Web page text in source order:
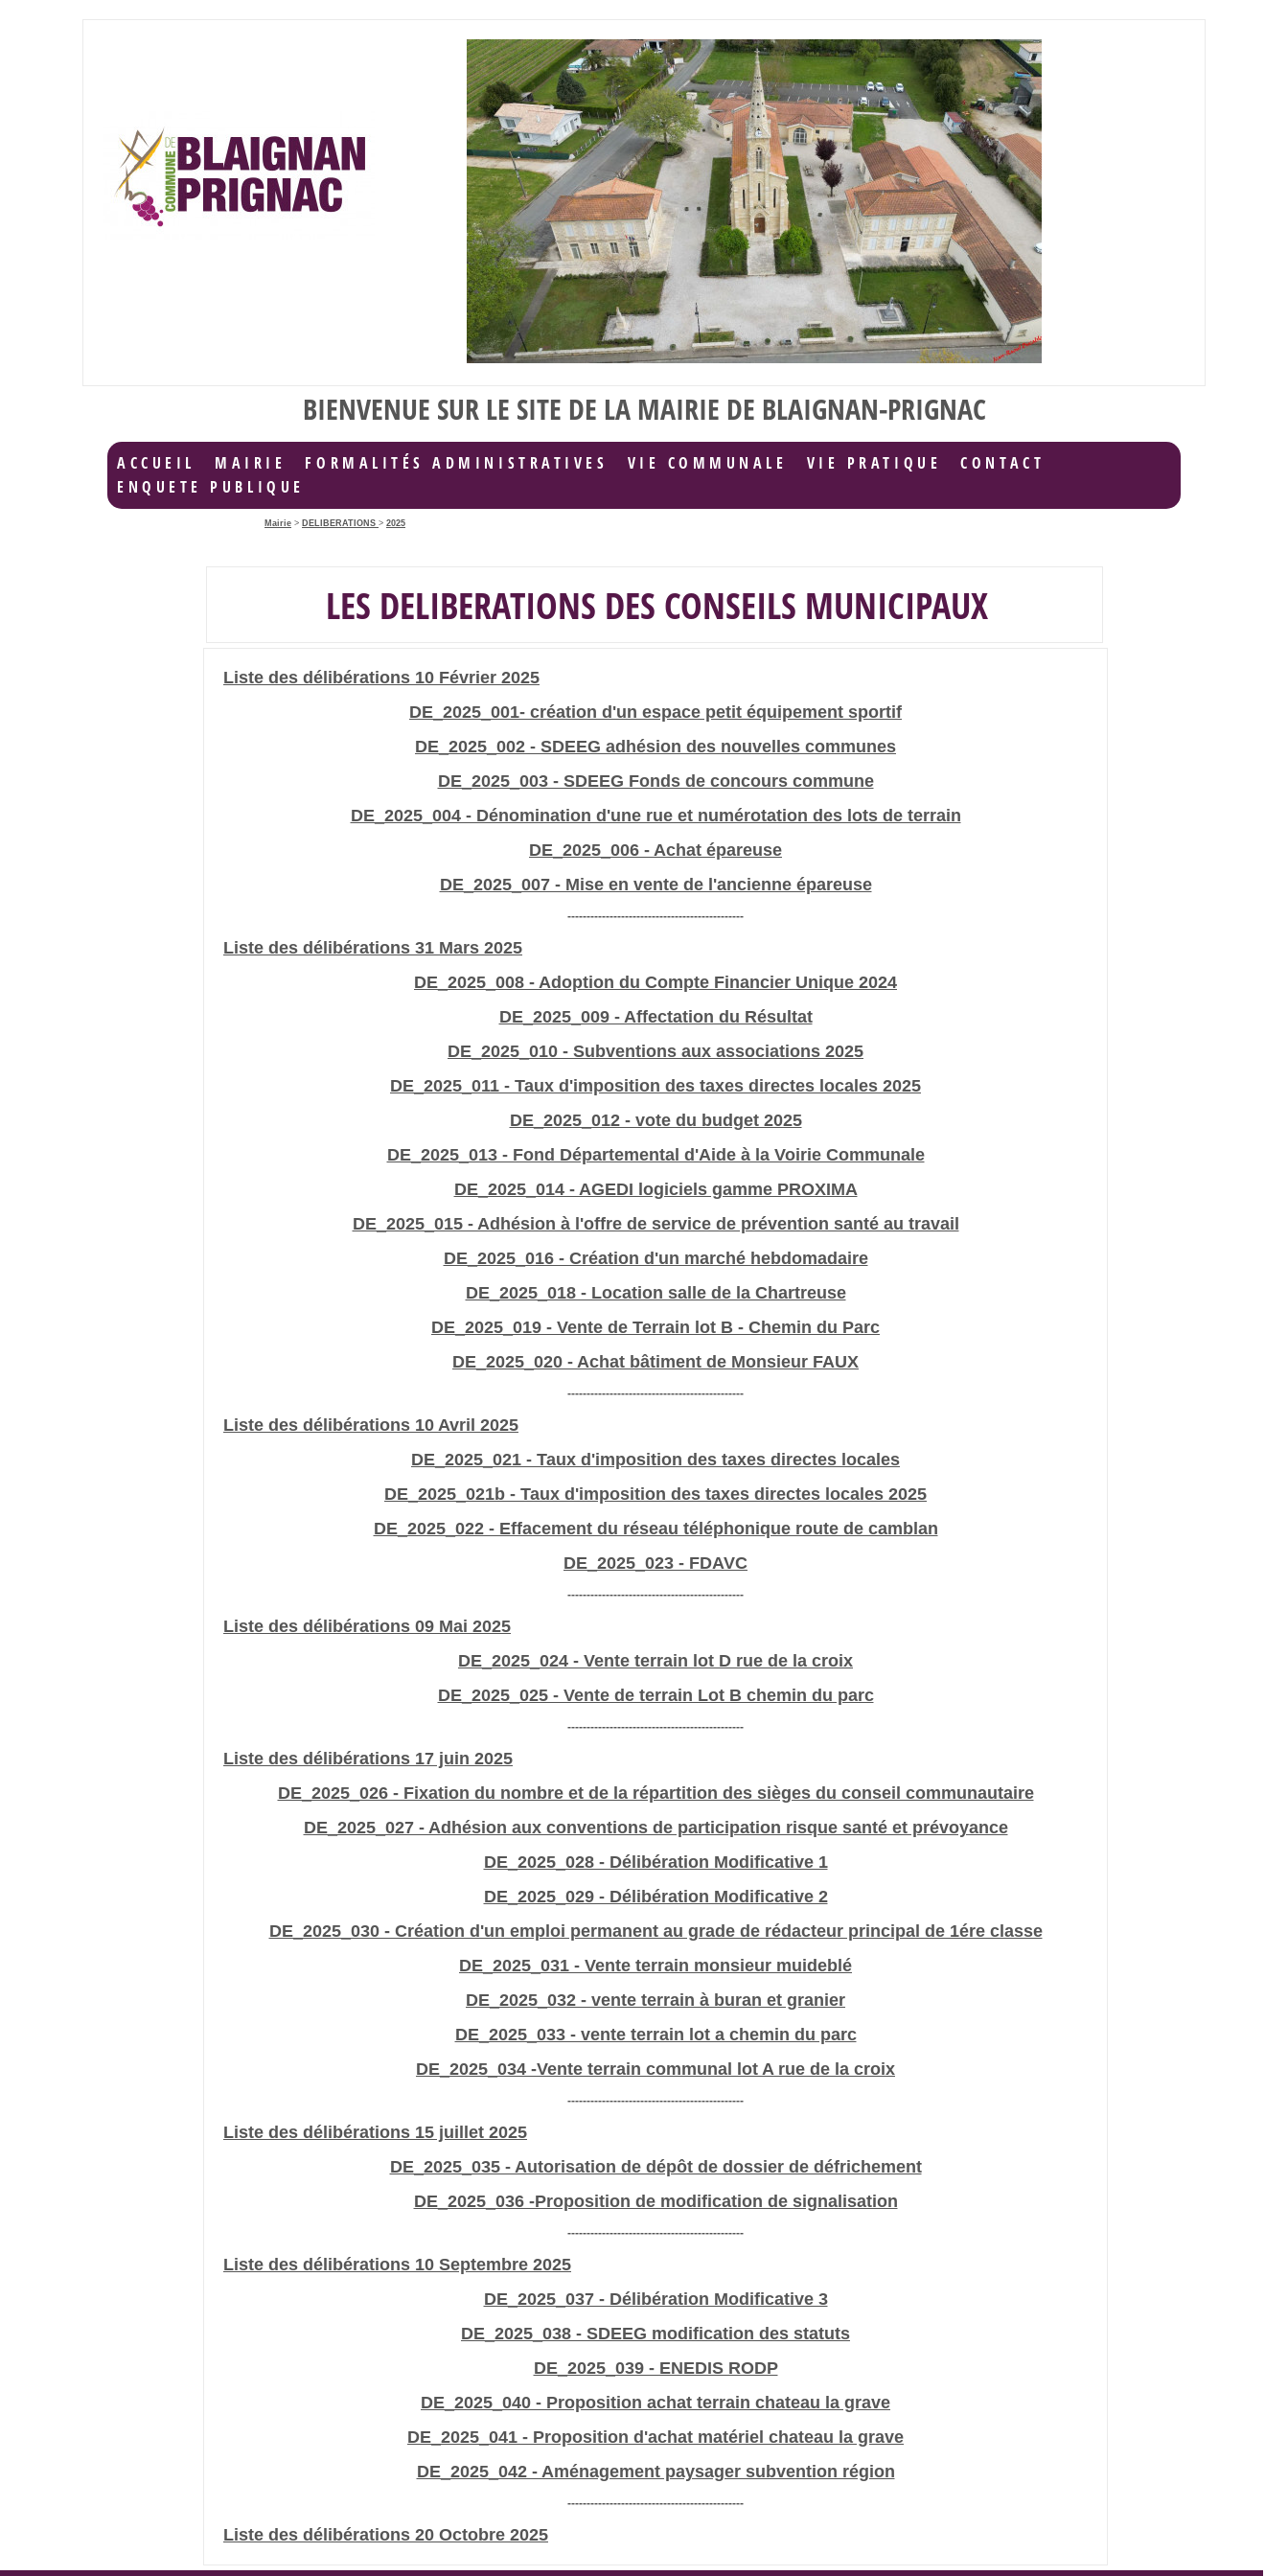
BIENVENUE SUR LE SITE DE LA MAIRIE DE BLAIGNAN-PRIGNAC
ACCUEIL MAIRIE FORMALITÉS ADMINISTRATIVES VIE COMMUNALE VIE PRATIQUE
CONTACT
ENQUETE PUBLIQUE
Mairie > DELIBERATIONS > 2025
LES DELIBERATIONS DES CONSEILS MUNICIPAUX
Liste des délibérations 10 Février 2025
DE_2025_001- création d'un espace petit équipement sportif
DE_2025_002 - SDEEG adhésion des nouvelles communes
DE_2025_003 - SDEEG Fonds de concours commune
DE_2025_004 - Dénomination d'une rue et numérotation des lots de terrain
DE_2025_006 - Achat épareuse
DE_2025_007 - Mise en vente de l'ancienne épareuse
----------------------------------------------
Liste des délibérations 31 Mars 2025
DE_2025_008 - Adoption du Compte Financier Unique 2024
DE_2025_009 - Affectation du Résultat
DE_2025_010 - Subventions aux associations 2025
DE_2025_011 - Taux d'imposition des taxes directes locales 2025
DE_2025_012 - vote du budget 2025
DE_2025_013 - Fond Départemental d'Aide à la Voirie Communale
DE_2025_014 - AGEDI logiciels gamme PROXIMA
DE_2025_015 - Adhésion à l'offre de service de prévention santé au travail
DE_2025_016 - Création d'un marché hebdomadaire
DE_2025_018 - Location salle de la Chartreuse
DE_2025_019 - Vente de Terrain lot B - Chemin du Parc
DE_2025_020 - Achat bâtiment de Monsieur FAUX
----------------------------------------------
Liste des délibérations 10 Avril 2025
DE_2025_021 - Taux d'imposition des taxes directes locales
DE_2025_021b - Taux d'imposition des taxes directes locales 2025
DE_2025_022 - Effacement du réseau téléphonique route de camblan
DE_2025_023 - FDAVC
----------------------------------------------
Liste des délibérations 09 Mai 2025
DE_2025_024 - Vente terrain lot D rue de la croix
DE_2025_025 - Vente de terrain Lot B chemin du parc
----------------------------------------------
Liste des délibérations 17 juin 2025
DE_2025_026 - Fixation du nombre et de la répartition des sièges du conseil communautaire
DE_2025_027 - Adhésion aux conventions de participation risque santé et prévoyance
DE_2025_028 - Délibération Modificative 1
DE_2025_029 - Délibération Modificative 2
DE_2025_030 - Création d'un emploi permanent au grade de rédacteur principal de 1ére classe
DE_2025_031 - Vente terrain monsieur muideblé
DE_2025_032 - vente terrain à buran et granier
DE_2025_033 - vente terrain lot a chemin du parc
DE_2025_034 -Vente terrain communal lot A rue de la croix
----------------------------------------------
Liste des délibérations 15 juillet 2025
DE_2025_035 - Autorisation de dépôt de dossier de défrichement
DE_2025_036 -Proposition de modification de signalisation
----------------------------------------------
Liste des délibérations 10 Septembre 2025
DE_2025_037 - Délibération Modificative 3
DE_2025_038 - SDEEG modification des statuts
DE_2025_039 - ENEDIS RODP
DE_2025_040 - Proposition achat terrain chateau la grave
DE_2025_041 - Proposition d'achat matériel chateau la grave
DE_2025_042 - Aménagement paysager subvention région
----------------------------------------------
Liste des délibérations 20 Octobre 2025